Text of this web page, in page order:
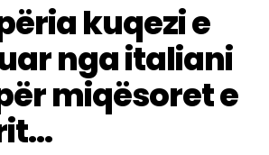
kuqezi e
nga italiani
miqësoret e